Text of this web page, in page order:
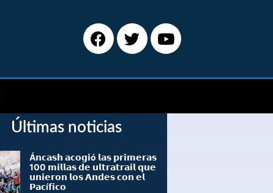
Últimas noticias
Á𝗻𝗰𝗮𝘀𝗵 𝗮𝗰𝗼𝗴𝗶ó 𝗹𝗮𝘀 𝗽𝗿𝗶𝗺𝗲𝗿𝗮𝘀
100 𝗺𝗶𝗹𝗹𝗮𝘀 𝗱𝗲 𝘂𝗹𝘁𝗿𝗮𝘁𝗿𝗮𝗶𝗹 𝗾𝘂𝗲
𝘂𝗻𝗶𝗲𝗿𝗼𝗻 𝗹𝗼𝘀 𝗔𝗻𝗱𝗲𝘀 𝗰𝗼𝗻 𝗲𝗹
𝗣𝗮𝗰í𝗳𝗶𝗰𝗼